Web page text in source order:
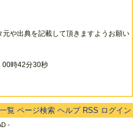
や出典を記載して頂きますようお願い
00時42分30秒
一覧 ページ検索 ヘルプ RSS ログイン
-